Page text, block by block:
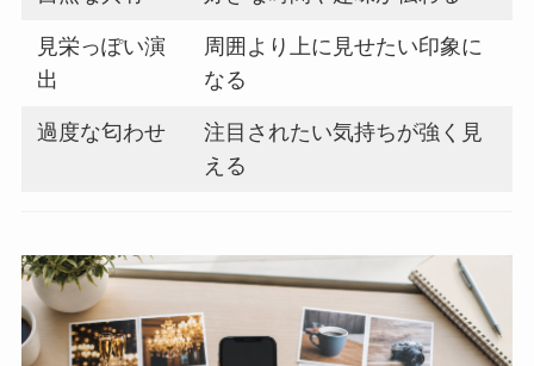
見栄っぽい演
出
周囲より上に見せたい印象に
なる
過度な匂わせ
注目されたい気持ちが強く見
える